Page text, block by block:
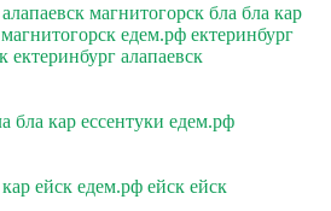
магнитогорск бла бла кар
едем.рф ектеринбург
ектеринбург алапаевск
бла кар ессентуки едем.рф
ейск едем.рф ейск ейск